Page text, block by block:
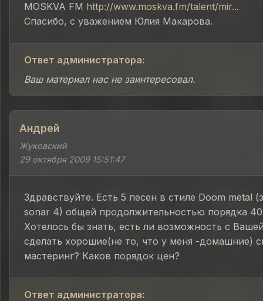
MOSKVA FM http://www.moskva.fm/talent/mir...
Спасибо, с уважением Юлия Макарова.
Ответ администратора:
Ваш материал нас не заинтересовал.
Андрей
Жуковский
29 октября 2009 15:51:47
Здравствуйте. Есть 5 песен в стиле Doom metal
sonar 4) общей продолжительностью порядка
Хотелось бы знать, есть ли возможность с
сделать хорошие(не то, что у меня -домашние)
мастеринг? Каков порядок цен?
Ответ администратора: